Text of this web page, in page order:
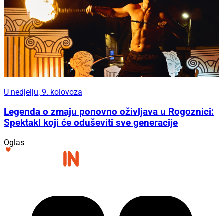
U nedjelju, 9. kolovoza
Legenda o zmaju ponovno oživljava u Rogoznici:
Spektakl koji će oduševiti sve generacije
Oglas